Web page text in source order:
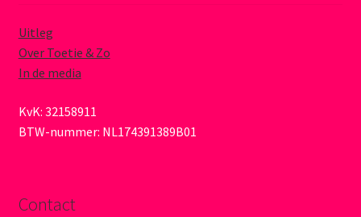
Uitleg
Over Toetie & Zo
In de media
KvK: 32158911
BTW-nummer: NL174391389B01
Contact